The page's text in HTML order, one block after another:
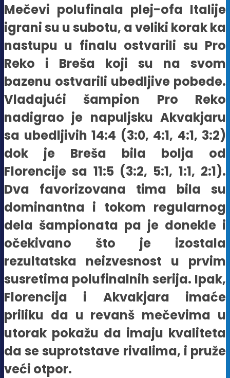
Mečevi polufinala plej-ofa Italije
igrani su u subotu, a veliki korak ka
nastupu u finalu ostvarili su Pro
Reko i Breša koji su na svom
bazenu ostvarili ubedljive pobede.
Vladajući šampion Pro Reko
nadigrao je napuljsku Akvakjaru
sa ubedljivih 14:4 (3:0, 4:1, 4:1, 3:2)
dok je Breša bila bolja od
Florencije sa 11:5 (3:2, 5:1, 1:1, 2:1).
Dva favorizovana tima bila su
dominantna i tokom regularnog
dela šampionata pa je donekle i
očekivano što je izostala
rezultatska neizvesnost u prvim
susretima polufinalnih serija. Ipak,
Florencija i Akvakjara imaće
priliku da u revanš mečevima u
utorak pokažu da imaju kvaliteta
da se suprotstave rivalima, i pruže
veći otpor.